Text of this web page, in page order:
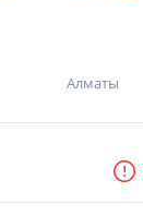
Алматы